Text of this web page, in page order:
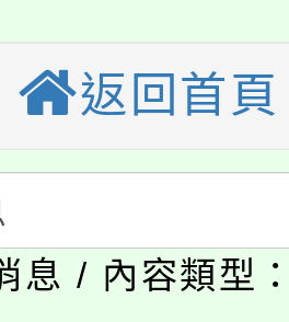
語及新住民語歌
校115學年度第
)教師甄選結果(
)教師甄選結果(
文化大學推廣
》溝通分析基
活教案入校路
農教育專業人
返回首頁
息 / 內容類型